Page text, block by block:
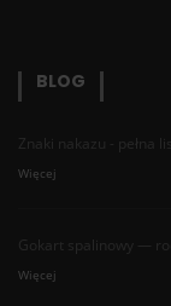
BLOG
Znaki nakazu - pełna
Więcej
Gokart spalinowy —
Więcej